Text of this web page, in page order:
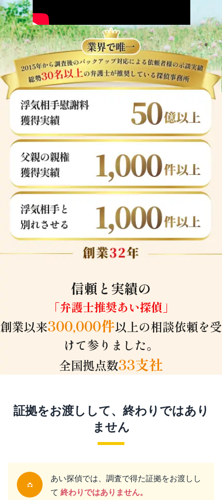
信頼と実績の
「弁護士推奨あい探偵」
創業以来300,000件以上の相談依頼を受
けて参りました。
全国拠点数33支社
証拠をお渡しして、終わりではあり
ません
あい探偵では、調査で得た証拠をお渡しし
て 終わりではありません。